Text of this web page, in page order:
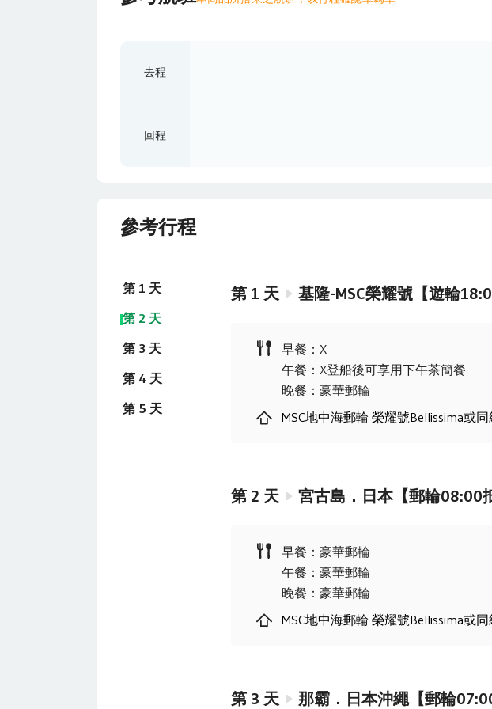
去程
回程
參考行程
第 1 天
第 2 天
第 3 天
第 4 天
第 5 天
第 1 天 基隆-MSC榮耀號【遊輪
早餐 ： X
午餐 ： X登船後可享用下午茶簡餐
晚餐 ： 豪華郵輪
MSC地中海郵輪 榮耀號Bellissima或同
第 2 天 宮古島．日本【郵輪08:00
早餐 ： 豪華郵輪
午餐 ： 豪華郵輪
晚餐 ： 豪華郵輪
MSC地中海郵輪 榮耀號Bellissima或同
第 3 天 那霸．日本沖繩【郵輪